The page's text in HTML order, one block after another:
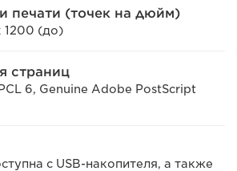
печати (точек на дюйм)
1200 (до)
страниц
6, Genuine Adobe PostScript
с USB-накопителя, а также